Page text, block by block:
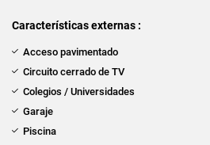
Características externas :
Acceso pavimentado
Circuito cerrado de TV
Colegios / Universidades
Garaje
Piscina